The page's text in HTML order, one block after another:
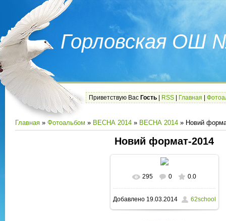
Горловская ОШ
Приветствую Вас Гость RSS Главная
Главная » Фотоальбом » ВЕСНА 2014 » ВЕСНА 2014 » Новий
Новий формат-2014
В реальном размере
1600x1200/ 173.6Kb
295 0 0.0
Добавлено19.03.2014 62school